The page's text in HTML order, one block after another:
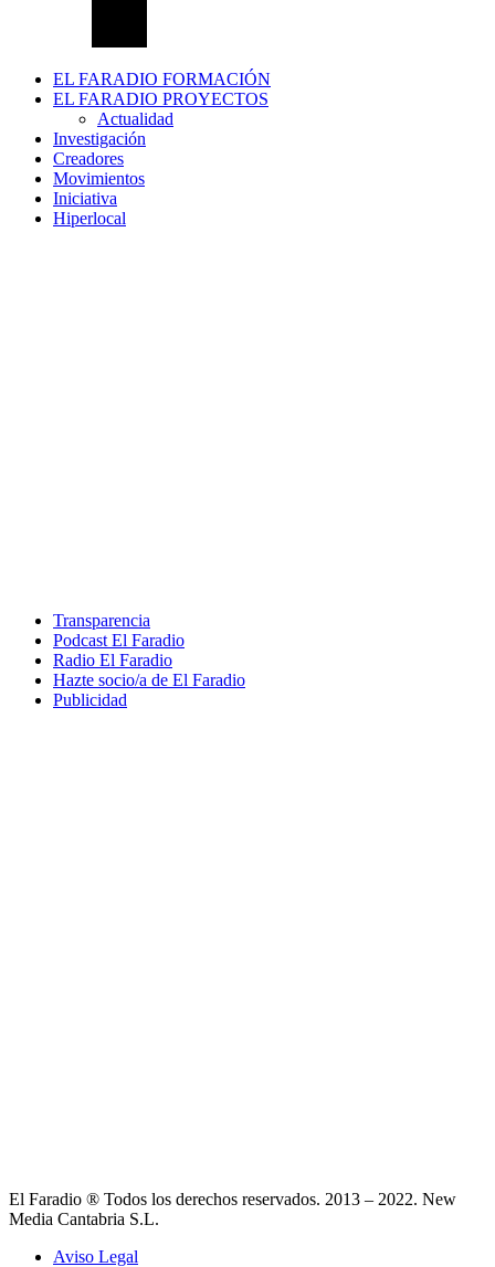
EL FARADIO FORMACIÓN
EL FARADIO PROYECTOS
Actualidad
Investigación
Creadores
Movimientos
Iniciativa
Hiperlocal
Transparencia
Podcast El Faradio
Radio El Faradio
Hazte socio/a de El Faradio
Publicidad
El Faradio ® Todos los derechos reservados. 2013 – 2022. New
Media Cantabria S.L.
Aviso Legal